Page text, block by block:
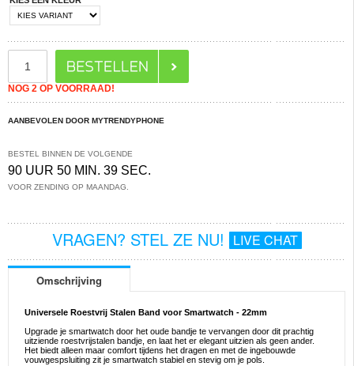
NOG 2 OP VOORRAAD!
AANBEVOLEN DOOR MYTRENDYPHONE
BESTEL BINNEN DE VOLGENDE
90 UUR 50 MIN. 39 SEC.
VOOR ZENDING OP MAANDAG.
VRAGEN? STEL ZE NU! LIVE CHAT
Omschrijving
Universele Roestvrij Stalen Band voor Smartwatch - 22mm
Upgrade je smartwatch door het oude bandje te vervangen door dit prachtig
uitziende roestvrijstalen bandje, en laat het er elegant uitzien als geen ander.
Het biedt alleen maar comfort tijdens het dragen en met de ingebouwde
vouwgespsluiting zit je smartwatch stabiel en stevig om je pols.